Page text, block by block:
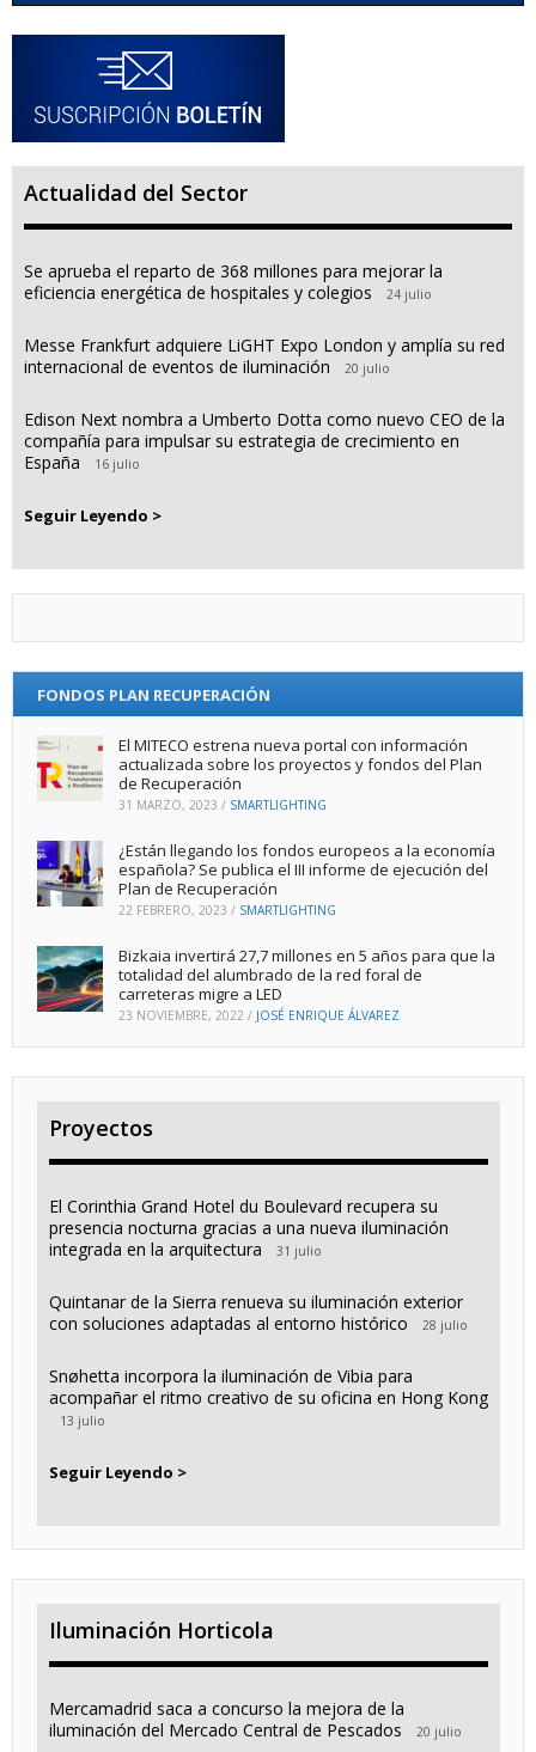
Actualidad del Sector
Se aprueba el reparto de 368 millones para mejorar la
eficiencia energética de hospitales y colegios
24 julio
Messe Frankfurt adquiere LiGHT Expo London y amplía su red
internacional de eventos de iluminación
20 julio
Edison Next nombra a Umberto Dotta como nuevo CEO de la
compañía para impulsar su estrategia de crecimiento en
España
16 julio
Seguir Leyendo >
FONDOS PLAN RECUPERACIÓN
El MITECO estrena nueva portal con información
actualizada sobre los proyectos y fondos del Plan
de Recuperación
31 MARZO, 2023 / SMARTLIGHTING
¿Están llegando los fondos europeos a la economía
española? Se publica el III informe de ejecución del
Plan de Recuperación
22 FEBRERO, 2023 / SMARTLIGHTING
Bizkaia invertirá 27,7 millones en 5 años para que la
totalidad del alumbrado de la red foral de
carreteras migre a LED
23 NOVIEMBRE, 2022 / JOSÉ ENRIQUE ÁLVAREZ
Proyectos
El Corinthia Grand Hotel du Boulevard recupera su
presencia nocturna gracias a una nueva iluminación
integrada en la arquitectura
31 julio
Quintanar de la Sierra renueva su iluminación exterior
con soluciones adaptadas al entorno histórico
28 julio
Snøhetta incorpora la iluminación de Vibia para
acompañar el ritmo creativo de su oficina en Hong Kong
13 julio
Seguir Leyendo >
Iluminación Horticola
Mercamadrid saca a concurso la mejora de la
iluminación del Mercado Central de Pescados
20 julio